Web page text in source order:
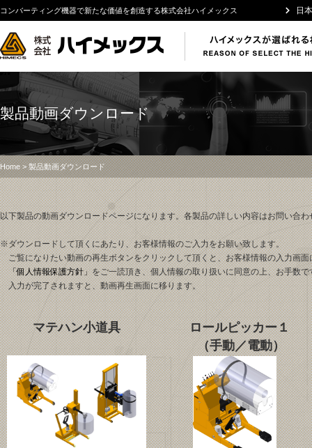
コンバーティング機器で新たな価値を創造する株式会社ハイメックス 日
製品動画ダウンロード
Home> 製品動画ダウンロード
以下製品の動画ダウンロードページになります。各製品の詳しい内容はお問い合わ
※ダウンロードして頂くにあたり、お客様情報のご入力をお願い致します。
ご覧になりたい動画の再生ボタンをクリックして頂くと、お客様情報の入力画面
「個人情報保護方針」をご一読頂き、個人情報の取り扱いに同意の上、お手数
入力が完了されますと、動画再生画面に移ります。
マテハン小道具
ロールピッカー１
（手動／電動）